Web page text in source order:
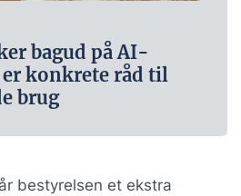
bagud på AI-
konkrete råd til
brug
bestyrelsen et ekstra